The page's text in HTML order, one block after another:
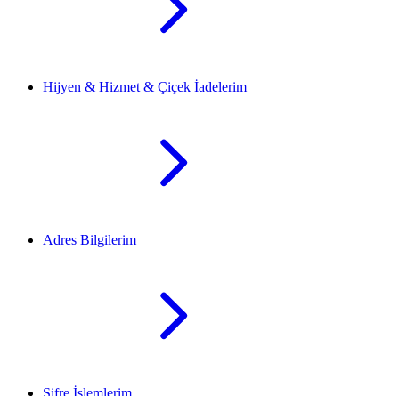
Hijyen & Hizmet & Çiçek İadelerim
Adres Bilgilerim
Şifre İşlemlerim